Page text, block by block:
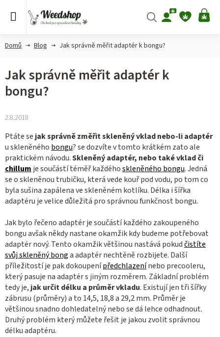
Hledat
Domů Blog Jak správně měřit adaptér k bongu?
Jak správně měřit adaptér k
bongu?
2.8.2018
Ptáte se jak správně změřit skleněný vklad nebo-li adaptér
u skleněného bongu? se dozvíte v tomto krátkém zato ale
praktickém návodu.Skleněný adaptér, nebo také vklad či
chillum je součástí téměř každéhoskleněného bongu. Jedná
se o skleněnou trubičku, která vede kouř pod vodu, po tom co
byla sušina zapálena ve skleněném kotlíku. Délka i šířka
adaptéru je velice důležitá pro správnou funkčnost bongu.
Jak bylo řečeno adaptér je součástí každého zakoupeného
bongu avšak někdy nastane okamžik kdy budeme potřebovat
adaptér nový. Tento okamžik většinou nastává pokudčistíte
svůj skleněný bonga adaptér nechtěně rozbijete. Další
příležitostí je pak dokoupenípředchlazenínebo precooleru,
který pasuje na adaptér s jiným rozměrem. Základní problém
tedy je, jak určit délku a průměr vkladu. Existují jen tři šířky
zábrusu (průměry) a to 14,5, 18,8 a 29,2 mm. Průměr je
většinou snadno dohledatelný nebo se dá lehce odhadnout.
Druhý problém který můžete řešit je jakou zvolit správnou
délku adaptéru.